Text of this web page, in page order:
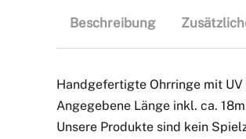
Beschreibung
Handgefertigte Ohrringe mit
Angegebene Länge inkl. ca.
Unsere Produkte sind kein